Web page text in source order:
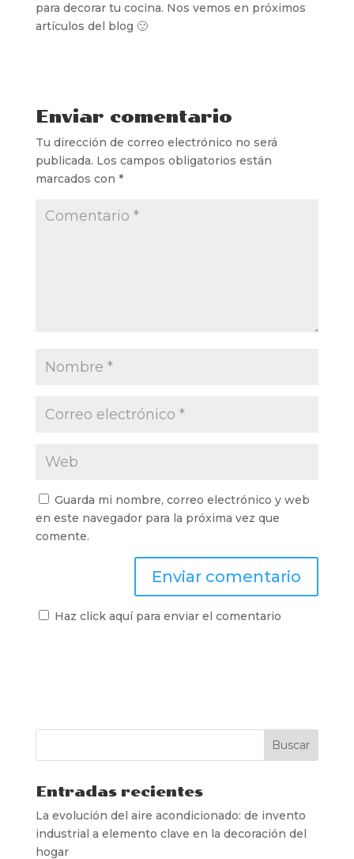
para decorar tu cocina. Nos vemos en próximos
artículos del blog 🙂
Enviar comentario
Tu dirección de correo electrónico no será
publicada. Los campos obligatorios están
marcados con *
Guarda mi nombre, correo electrónico y web
en este navegador para la próxima vez que
comente.
Haz click aquí para enviar el comentario
Entradas recientes
La evolución del aire acondicionado: de invento
industrial a elemento clave en la decoración del
hogar